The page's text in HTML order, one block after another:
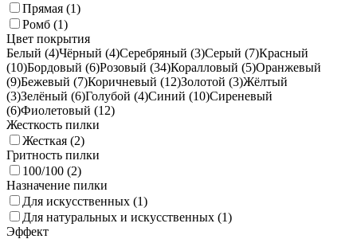
Прямая (1)
Ромб (1)
Цвет покрытия
Белый (4)Чёрный (4)Серебряный (3)Серый (7)Красный
(10)Бордовый (6)Розовый (34)Коралловый (5)Оранжевый
(9)Бежевый (7)Коричневый (12)Золотой (3)Жёлтый
(3)Зелёный (6)Голубой (4)Синий (10)Сиреневый
(6)Фиолетовый (12)
Жесткость пилки
Жесткая (2)
Гритность пилки
100/100 (2)
Назначение пилки
Для искусственных (1)
Для натуральных и искусственных (1)
Эффект